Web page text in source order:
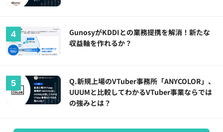
GunosyがKDDIとの業務提携を解消！新たな
収益軸を作れるか？
Q.新規上場のVTuber事務所「ANYCOLOR」、
UUUMと比較してわかるVTuber事業ならでは
の強みとは？